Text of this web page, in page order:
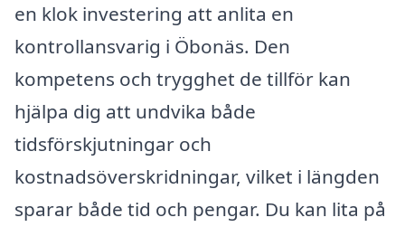
en klok investering att anlita en
kontrollansvarig i Öbonäs. Den
kompetens och trygghet de tillför kan
hjälpa dig att undvika både
tidsförskjutningar och
kostnadsöverskridningar, vilket i längden
sparar både tid och pengar. Du kan lita på